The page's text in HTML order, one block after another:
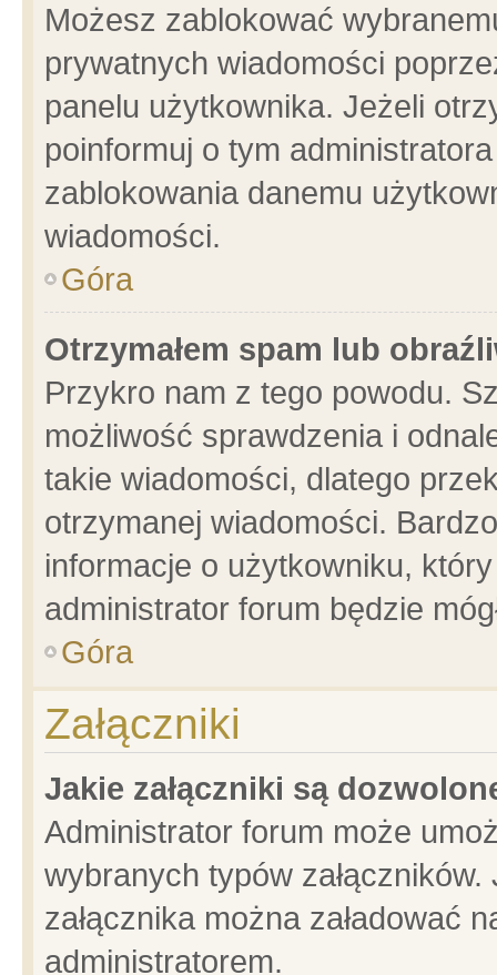
Możesz zablokować
prywatnych wiadomości
panelu użytkownika. Jeżeli
poinformuj o tym
zablokowania danemu
wiadomości.
Góra
Otrzymałem spam lub
Przykro nam z tego powodu.
możliwość sprawdzenia i
takie wiadomości, dlatego
otrzymanej wiadomości.
informacje o użytkowniku,
administrator forum będzie
Góra
Załączniki
Jakie załączniki są
Administrator forum może
wybranych typów
załącznika można załadować
administratorem.